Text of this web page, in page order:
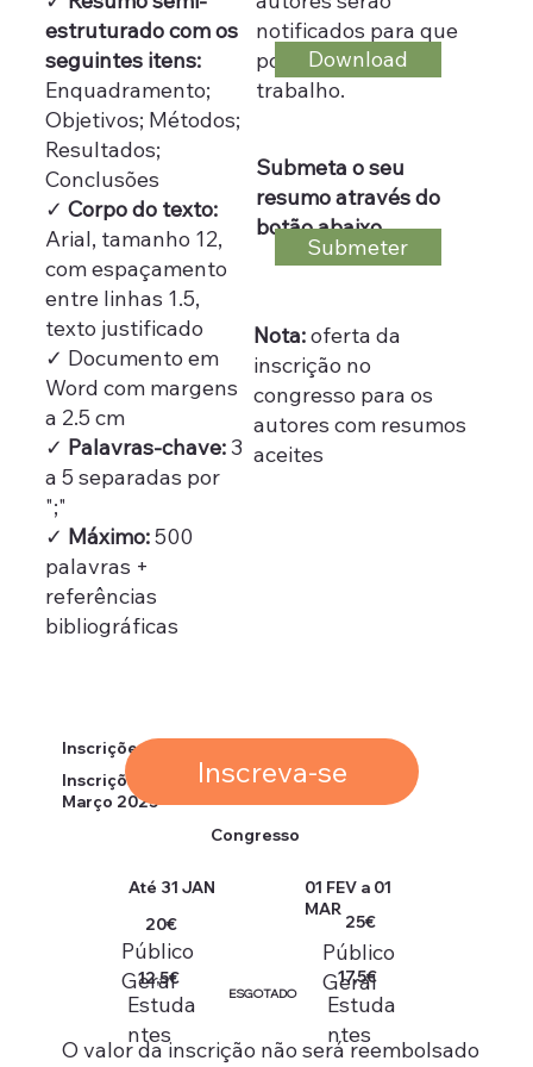
estruturado com os
seguintes itens:
Enquadramento;
Objetivos; Métodos;
Resultados;
Conclusões
✓ Corpo do texto:
Arial, tamanho 12,
com espaçamento
entre linhas 1.5,
texto justificado
✓ Documento em
Word com margens
a 2.5 cm
✓ Palavras-chave:3
a 5 separadas por
";"
✓ Máximo:500
palavras +
referências
bibliográficas
notificados para que
possam rever o
trabalho.
Download
Submeta o seu
resumo através do
botão abaixo
Submeter
Nota:oferta da
inscrição no
congresso para os
autores com resumos
aceites
Inscrições
Inscrições encerram a 01 de
Março 2025
Até 31 JAN
20€
Público
Geral
12,5€
Estuda
ntes
O valor da inscrição não será reembolsado
Congresso
ESGOTADO
01 FEV a 01
MAR
Inscreva-se
25€
Público
Geral
17,5€
Estuda
ntes